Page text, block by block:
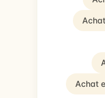
Achat